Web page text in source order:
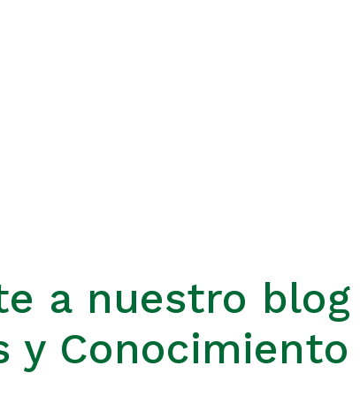
a nuestro
y Conocimiento